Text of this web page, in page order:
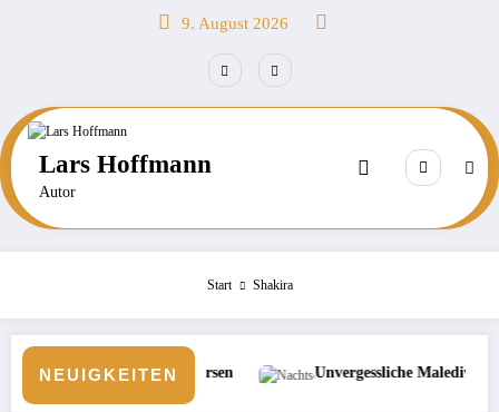
9. August 2026
Lars Hoffmann
Autor
Start Shakira
NEUIGKEITEN
Börsen Unvergessliche Malediven: Die nächtliche